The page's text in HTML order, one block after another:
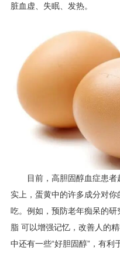
脏血虚、失眠、发热。
目前，高胆固醇血症患
实上，蛋黄中的许多成分对
吃。例如，预防老年痴呆的
脂 可以增强记忆，改善人的
中还有一些“好胆固醇”，有